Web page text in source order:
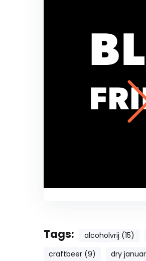
Tags: alcoholvrij (15)
craftbeer (9)
dry